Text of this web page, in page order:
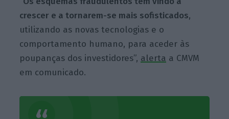
crescer e a tornarem-se mais sofisticados,
utilizando as novas tecnologias e o
comportamento humano, para aceder às
poupanças dos investidores”, alerta a CMVM
em comunicado.